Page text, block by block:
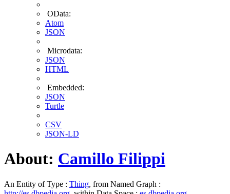
OData:
Atom
JSON
Microdata:
JSON
HTML
Embedded:
JSON
Turtle
CSV
JSON-LD
About: Camillo Filippi
An Entity of Type : Thing, from Named Graph :